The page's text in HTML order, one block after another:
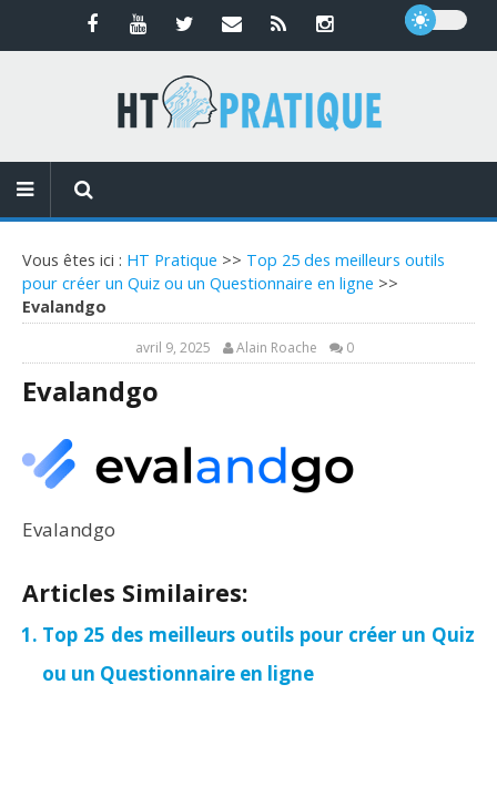
Vous êtes ici : HT Pratique >> Top 25 des meilleurs outils
pour créer un Quiz ou un Questionnaire en ligne >>
Evalandgo
avril 9, 2025 Alain Roache 0
Evalandgo
Evalandgo
Articles Similaires:
Top 25 des meilleurs outils pour créer un Quiz
ou un Questionnaire en ligne